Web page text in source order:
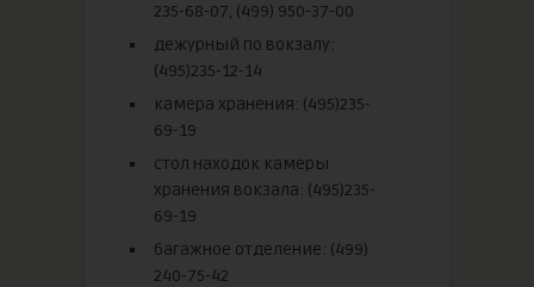
235-68-07, (499) 950-37-00
дежурный по вокзалу:
(495)235-12-14
камера хранения: (495)235-
69-19
стол находок камеры
хранения вокзала: (495)235-
69-19
багажное отделение: (499)
240-75-42